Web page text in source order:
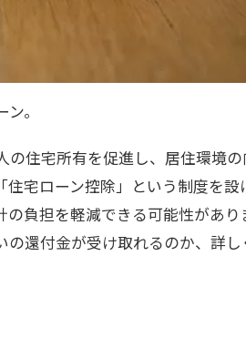
。
住宅所有を促進し、居住環境
宅ローン控除」という制度を設
負担を軽減できる可能性があり
還付金が受け取れるのか、詳し